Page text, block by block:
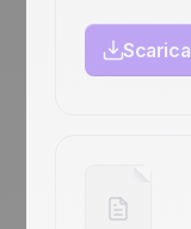
Scarica